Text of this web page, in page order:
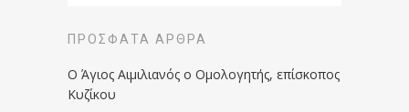
ΠΡΌΣΦΑΤΑ ΆΡΘΡΑ
Ο Άγιος Αιμιλιανός ο Ομολογητής, επίσκοπος
Κυζίκου